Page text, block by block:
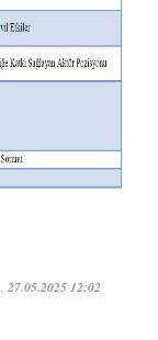
27.05.2025 12:02